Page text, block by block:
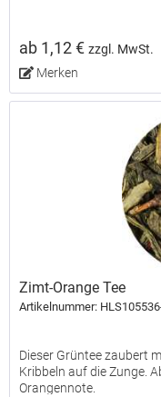
ab 1,12 €zzgl. MwSt.
Merken
Zimt-Orange Tee
Artikelnummer:
Dieser Grüntee zaubert
Kribbeln auf die Zunge.
Orangennote.